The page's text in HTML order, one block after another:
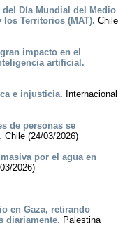
Día Mundial del Medio
Territorios (MAT). Chile
impacto en el
artificial.
e injusticia. Internacional
de personas se
Chile (24/03/2026)
por el agua en
2026)
en Gaza, retirando
diariamente. Palestina